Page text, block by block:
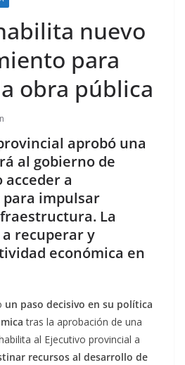
nuevo
para
obra pública
aprobó una
al gobierno de
acceder a
impulsar
La
recuperar y
económica en
un paso decisivo en su política
tras la aprobación de una
al Ejecutivo provincial a
recursos al desarrollo de